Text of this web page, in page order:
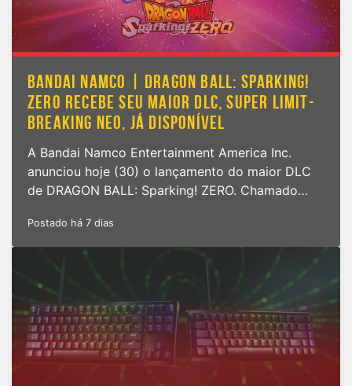
BANDAI NAMCO | DRAGON BALL: SPARKING!
ZERO RECEBE SEU MAIOR DLC, SUPER LIMIT-
BREAKING NEO, JÁ DISPONÍVEL
A Bandai Namco Entertainment America Inc.
anunciou hoje (30) o lançamento do maior DLC
de DRAGON BALL: Sparking! ZERO. Chamado…
Postado há 7 dias